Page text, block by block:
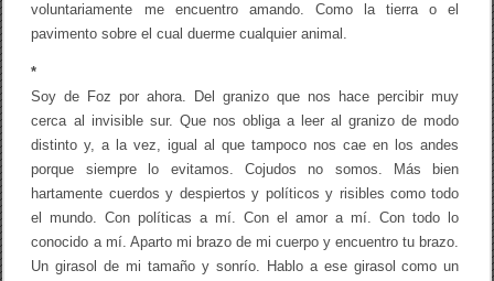
voluntariamente me encuentro amando. Como la tierra o el
pavimento sobre el cual duerme cualquier animal.
*
Soy de Foz por ahora. Del granizo que nos hace percibir muy
cerca al invisible sur. Que nos obliga a leer al granizo de modo
distinto y, a la vez, igual al que tampoco nos cae en los andes
porque siempre lo evitamos. Cojudos no somos. Más bien
hartamente cuerdos y despiertos y políticos y risibles como todo
el mundo. Con políticas a mí. Con el amor a mí. Con todo lo
conocido a mí. Aparto mi brazo de mi cuerpo y encuentro tu brazo.
Un girasol de mi tamaño y sonrío. Hablo a ese girasol como un